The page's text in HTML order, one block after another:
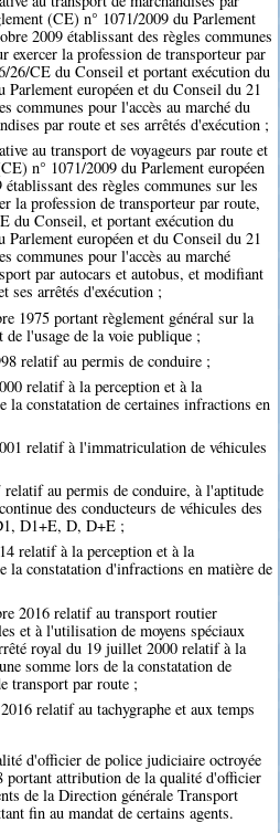
(CE) n° 1071/2009 du Parlement
2009 établissant des règles communes
exercer la profession de transporteur par
26/CE du Conseil et portant exécution du
européen et du Conseil du 21
communes pour l'accès au marché du
par route et ses arrêtés d'exécution ;
au transport de voyageurs par route et
n° 1071/2009 du Parlement européen
des règles communes sur les
la profession de transporteur par route,
du Conseil, et portant exécution du
européen et du Conseil du 21
communes pour l'accès au marché
par autocars et autobus, et modifiant
ses arrêtés d'exécution ;
1975 portant règlement général sur la
l'usage de la voie publique ;
relatif au permis de conduire ;
relatif à la perception et à la
la constatation de certaines infractions en
relatif à l'immatriculation de véhicules
au permis de conduire, à l'aptitude
des conducteurs de véhicules des
D1+E, D, D+E ;
relatif à la perception et à la
la constatation d'infractions en matière de
2016 relatif au transport routier
et à l'utilisation de moyens spéciaux
royal du 19 juillet 2000 relatif à la
somme lors de la constatation de
transport par route ;
relatif au tachygraphe et aux temps
d'officier de police judiciaire octroyée
portant attribution de la qualité d'officier
de la Direction générale Transport
fin au mandat de certains agents.